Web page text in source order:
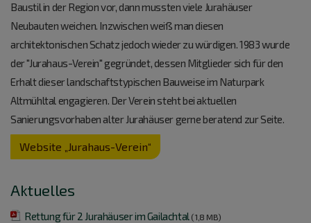
Baustil in der Region vor, dann mussten viele Jurahäuser
Neubauten weichen. Inzwischen weiß man diesen
architektonischen Schatz jedoch wieder zu würdigen. 1983 wurde
der "Jurahaus-Verein" gegründet, dessen Mitglieder sich für den
Erhalt dieser landschaftstypischen Bauweise im Naturpark
Altmühltal engagieren. Der Verein steht bei aktuellen
Sanierungsvorhaben alter Jurahäuser gerne beratend zur Seite.
Website „Jurahaus-Verein“
Aktuelles
Rettung für 2 Jurahäuser im Gailachtal (1,8 MB)